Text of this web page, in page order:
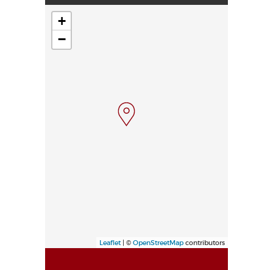
+
−
Leaflet| © OpenStreetMap contributors